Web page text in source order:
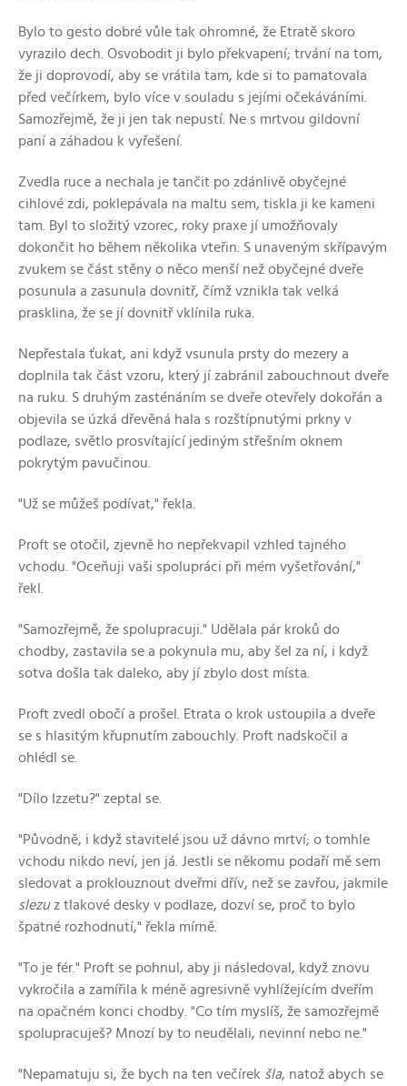
Bylo to gesto dobré vůle tak ohromné, že Etratě skoro
vyrazilo dech. Osvobodit ji bylo překvapení; trvání na tom,
že ji doprovodí, aby se vrátila tam, kde si to pamatovala
před večírkem, bylo více v souladu s jejími očekáváními.
Samozřejmě, že ji jen tak nepustí. Ne s mrtvou gildovní
paní a záhadou k vyřešení.
Zvedla ruce a nechala je tančit po zdánlivě obyčejné
cihlové zdi, poklepávala na maltu sem, tiskla ji ke kameni
tam. Byl to složitý vzorec, roky praxe jí umožňovaly
dokončit ho během několika vteřin. S unaveným skřípavým
zvukem se část stěny o něco menší než obyčejné dveře
posunula a zasunula dovnitř, čímž vznikla tak velká
prasklina, že se jí dovnitř vklínila ruka.
Nepřestala ťukat, ani když vsunula prsty do mezery a
doplnila tak část vzoru, který jí zabránil zabouchnout dveře
na ruku. S druhým zasténáním se dveře otevřely dokořán a
objevila se úzká dřevěná hala s rozštípnutými prkny v
podlaze, světlo prosvítající jediným střešním oknem
pokrytým pavučinou.
"Už se můžeš podívat," řekla.
Proft se otočil, zjevně ho nepřekvapil vzhled tajného
vchodu. "Oceňuji vaši spolupráci při mém vyšetřování,"
řekl.
"Samozřejmě, že spolupracuji." Udělala pár kroků do
chodby, zastavila se a pokynula mu, aby šel za ní, i když
sotva došla tak daleko, aby jí zbylo dost místa.
Proft zvedl obočí a prošel. Etrata o krok ustoupila a dveře
se s hlasitým křupnutím zabouchly. Proft nadskočil a
ohlédl se.
"Dílo Izzetu?" zeptal se.
"Původně, i když stavitelé jsou už dávno mrtví; o tomhle
vchodu nikdo neví, jen já. Jestli se někomu podaří mě sem
sledovat a proklouznout dveřmi dřív, než se zavřou, jakmile
slezu z tlakové desky v podlaze, dozví se, proč to bylo
špatné rozhodnutí," řekla mírně.
"To je fér." Proft se pohnul, aby ji následoval, když znovu
vykročila a zamířila k méně agresivně vyhlížejícím dveřím
na opačném konci chodby. "Co tím myslíš, že samozřejmě
spolupracuješ? Mnozí by to neudělali, nevinní nebo ne."
"Nepamatuju si, že bych na ten večírek šla, natož abych se